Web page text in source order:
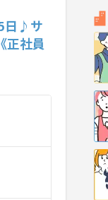
日♪サ
正社員